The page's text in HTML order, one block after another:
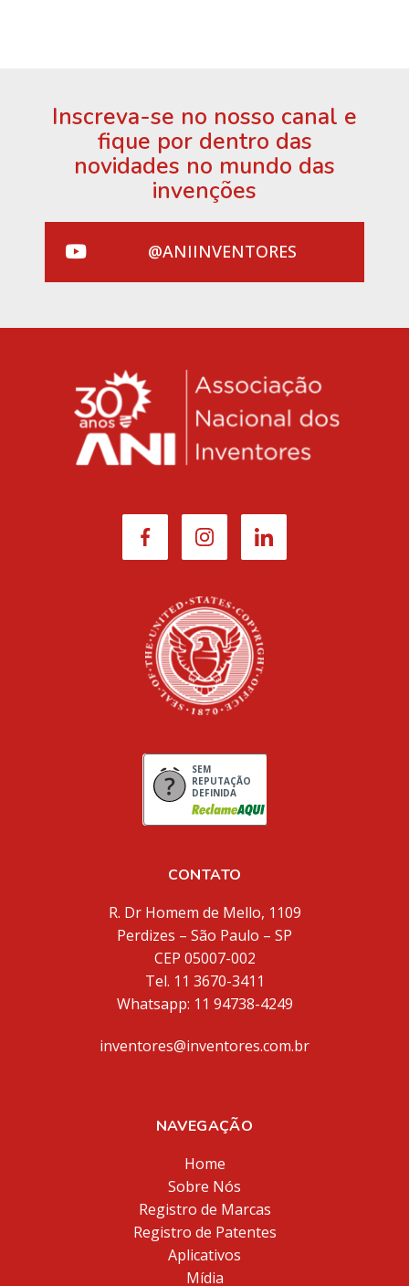
Inscreva-se no nosso canal e
fique por dentro das
novidades no mundo das
invenções
@ANIINVENTORES
SEM
REPUTAÇÃO
DEFINIDA
CONTATO
R. Dr Homem de Mello, 1109
Perdizes – São Paulo – SP
CEP 05007-002
Tel. 11 3670-3411
Whatsapp: 11 94738-4249
inventores@inventores.com.br
NAVEGAÇÃO
Home
Sobre Nós
Registro de Marcas
Registro de Patentes
Aplicativos
Mídia